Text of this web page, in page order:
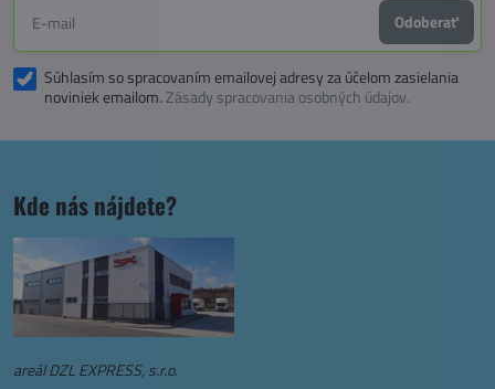
Odoberať
Súhlasím so spracovaním emailovej adresy za účelom zasielania
noviniek emailom.Zásady spracovania osobných údajov.
Kde nás nájdete?
areál DZL EXPRESS, s.r.o.